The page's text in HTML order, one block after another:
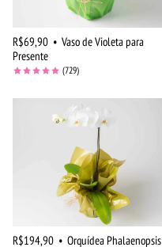
R$69,90 • Vaso de Violeta para
Presente
(729)
R$194,90 • Orquídea Phalaenopsis